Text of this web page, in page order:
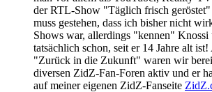
der RTL-Show "Täglich frisch geröstet"
muss gestehen, dass ich bisher nicht
Shows war, allerdings "kennen" Knossi
tatsächlich schon, seit er 14 Jahre alt
"Zurück in die Zukunft" waren wir
diversen ZidZ-Fan-Foren aktiv und er
auf meiner eigenen ZidZ-Fanseite